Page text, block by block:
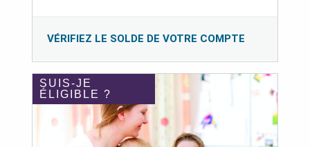
VÉRIFIEZ LE SOLDE DE VOTRE COMPTE
SUIS-JE
ÉLIGIBLE ?